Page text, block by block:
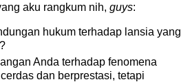
aku rangkum nih, guys:
hukum terhadap lansia yang
Anda terhadap fenomena
dan berprestasi, tetapi